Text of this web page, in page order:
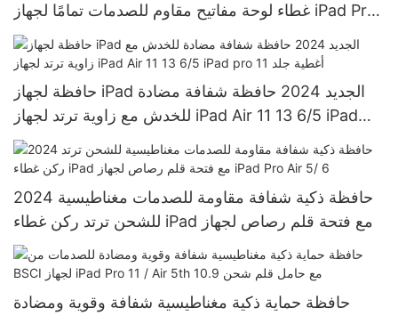
غطاء لوحة مفاتيح مقاوم للصدمات تمامًا لجهاز iPad Pro
حافظة لجهاز iPad الجديد 2024 حافظة شفافة مضادة
للخدش مع زاوية ترتد لجهاز iPad Air 11 13 6/5 iPad
pro 11 أغطية جلد
2024 حافظة ذكية شفافة مقاومة للصدمات مغناطيسية
للشحن ترتد ركن غطاء iPad مع فتحة قلم رصاص لجهاز
iPad Pro Air 5/ 6
حافظة حماية ذكية مغناطيسية شفافة وقوية ومضادة